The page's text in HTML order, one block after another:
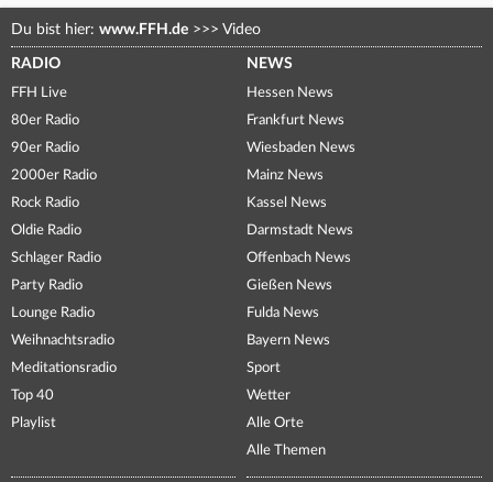
Du bist hier: www.FFH.de >>> Video
RADIO
FFH Live
80er Radio
90er Radio
2000er Radio
Rock Radio
Oldie Radio
Schlager Radio
Party Radio
Lounge Radio
Weihnachtsradio
Meditationsradio
Top 40
Playlist
NEWS
Hessen News
Frankfurt News
Wiesbaden News
Mainz News
Kassel News
Darmstadt News
Offenbach News
Gießen News
Fulda News
Bayern News
Sport
Wetter
Alle Orte
Alle Themen